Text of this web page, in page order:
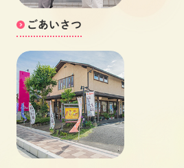
ごあいさつ